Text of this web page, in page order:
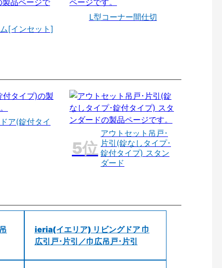
[インセット]
L型コーナー間仕切
ア(錠付タイ
アウトセット吊戸･
片引(錠なしタイプ･
錠付タイプ) スタン
ダード
ieria(イエリア) リビングドア 巾
広引戸･片引／巾広吊戸･片引